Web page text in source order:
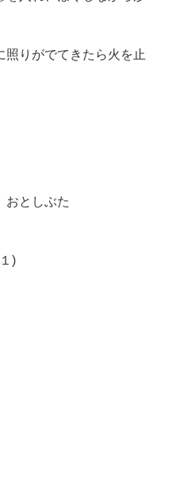
りがでてきたら火を止
としぶた
)